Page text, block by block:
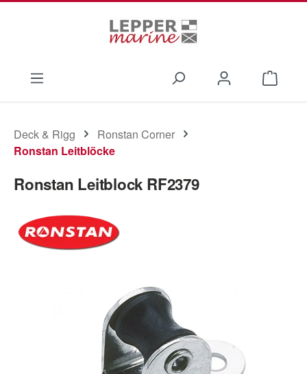
Deck & Rigg
Ronstan Corner
Ronstan Leitblöcke
Ronstan Leitblock RF2379
Bildergalerie überspringen